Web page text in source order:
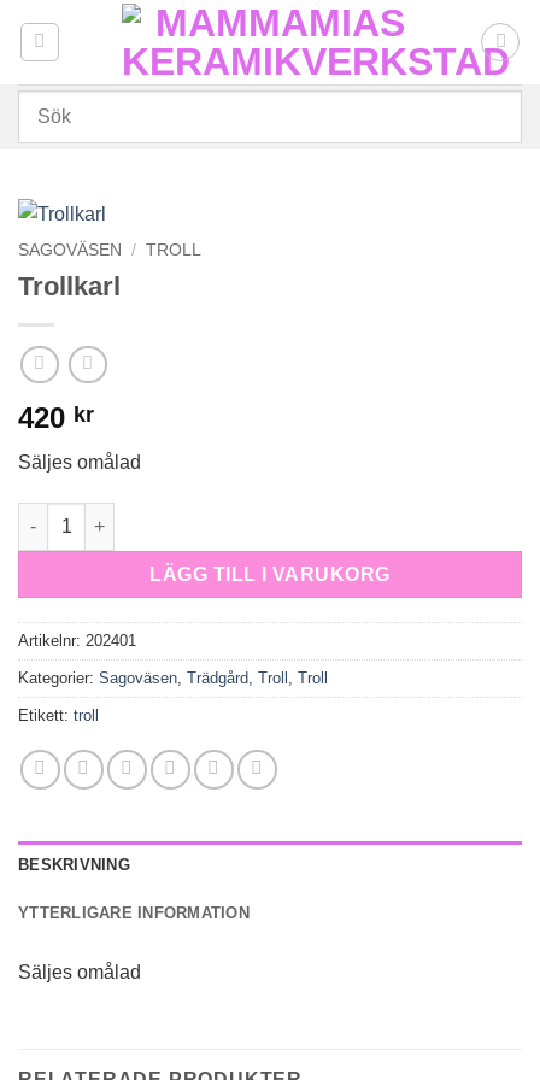
SAGOVÄSEN / TROLL
Trollkarl
420 kr
Säljes omålad
Trollkarl mängd
LÄGG TILL I VARUKORG
Artikelnr: 202401
Kategorier: Sagoväsen, Trädgård, Troll , Troll
Etikett: troll
BESKRIVNING
YTTERLIGARE INFORMATION
Säljes omålad